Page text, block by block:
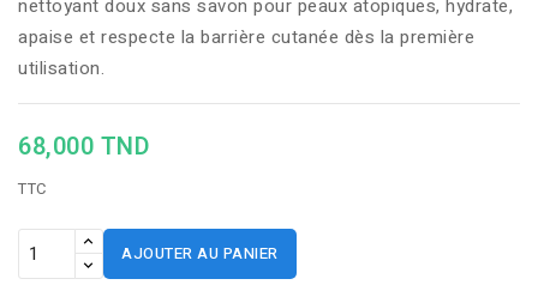
nettoyant doux sans savon pour peaux atopiques, hydrate,
apaise et respecte la barrière cutanée dès la première
utilisation.
68,000 TND
TTC
AJOUTER AU PANIER